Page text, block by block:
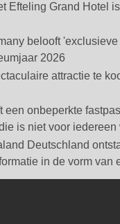
Efteling Grand Hotel
belooft
2026
attractie te
een onbeperkte
is niet voor iedereen
Deutschland
in de vorm van